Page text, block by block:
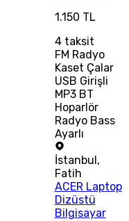
1.150 TL
4taksit
FM Radyo
Kaset Çalar
USB Girişli
MP3 BT
Hoparlör
Radyo Bass
Ayarlı
İstanbul,
Fatih
ACER Laptop
Dizüstü
Bilgisayar